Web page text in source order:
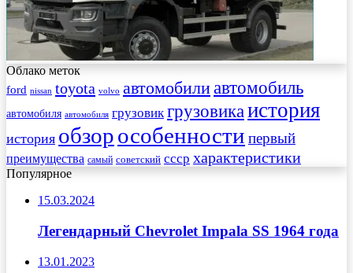
Облако меток
ford nissan toyota volvo автомобилиавтомобиль
автомобиля автомобиля грузовик грузовикаистория
история обзорособенности первый
преимущества самый советский ссср характеристики
Популярное
15.03.2024
Легендарный Chevrolet Impala SS 1964 года
13.01.2023